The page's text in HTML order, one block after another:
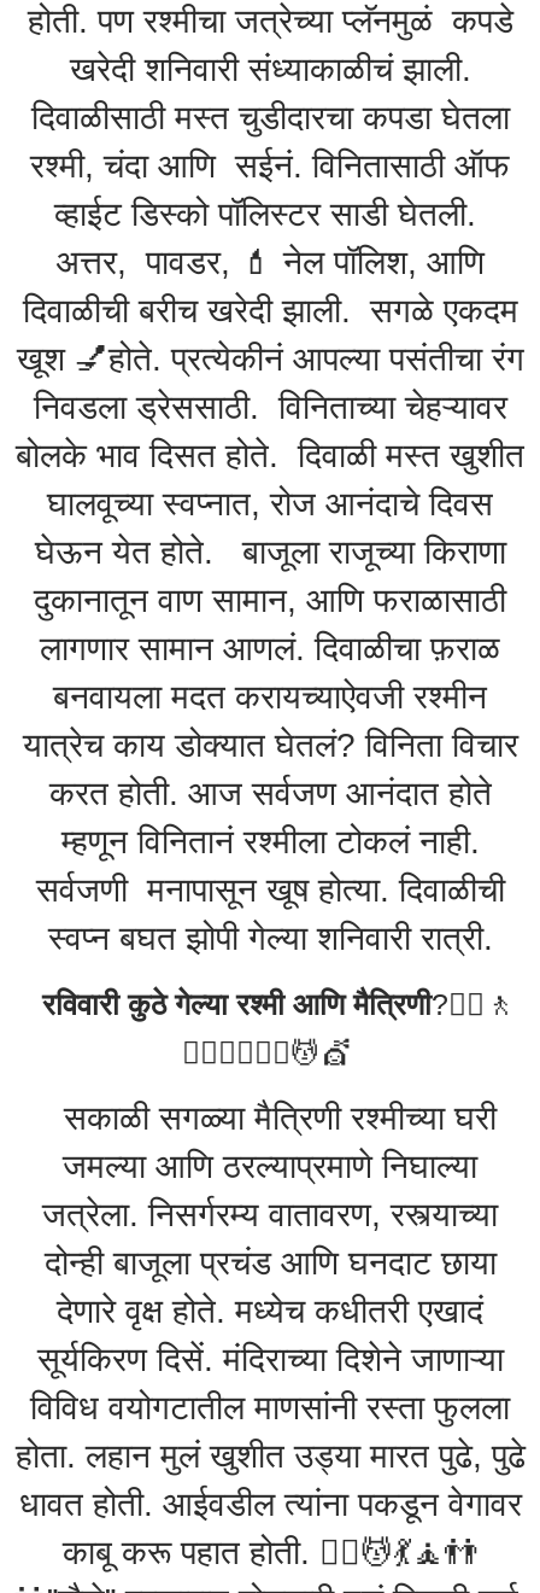
होती. पण रश्मीचा जत्रेच्या प्लॅनमुळं कपडे
खरेदी शनिवारी संध्याकाळीचं झाली.
दिवाळीसाठी मस्त चुडीदारचा कपडा घेतला
रश्मी, चंदा आणि सईनं. विनितासाठी ऑफ
व्हाईट डिस्को पॉलिस्टर साडी घेतली.
अत्तर, पावडर, 💄 नेल पॉलिश, आणि
दिवाळीची बरीच खरेदी झाली. सगळे एकदम
खूश 💅होते. प्रत्येकीनं आपल्या पसंतीचा रंग
निवडला ड्रेससाठी. विनिताच्या चेहऱ्यावर
बोलके भाव दिसत होते. दिवाळी मस्त खुशीत
घालवूच्या स्वप्नात, रोज आनंदाचे दिवस
घेऊन येत होते. बाजूला राजूच्या किराणा
दुकानातून वाण सामान, आणि फराळासाठी
लागणार सामान आणलं. दिवाळीचा फ़राळ
बनवायला मदत करायच्याऐवजी रश्मीन
यात्रेच काय डोक्यात घेतलं? विनिता विचार
करत होती. आज सर्वजण आनंदात होते
म्हणून विनितानं रश्मीला टोकलं नाही.
सर्वजणी मनापासून खूष होत्या. दिवाळीची
स्वप्न बघत झोपी गेल्या शनिवारी रात्री.
रविवारी कुठे गेल्या रश्मी आणि मैत्रिणी?🏃‍♀️🚶
🚶‍♂️🚶‍♀️💇‍♀️💆💇
सकाळी सगळ्या मैत्रिणी रश्मीच्या घरी
जमल्या आणि ठरल्याप्रमाणे निघाल्या
जत्रेला. निसर्गरम्य वातावरण, रस्त्याच्या
दोन्ही बाजूला प्रचंड आणि घनदाट छाया
देणारे वृक्ष होते. मध्येच कधीतरी एखादं
सूर्यकिरण दिसें. मंदिराच्या दिशेने जाणाऱ्या
विविध वयोगटातील माणसांनी रस्ता फुलला
होता. लहान मुलं खुशीत उड्या मारत पुढे, पुढे
धावत होती. आईवडील त्यांना पकडून वेगावर
काबू करू पहात होती. 💆‍♂️💆💃🧘👬